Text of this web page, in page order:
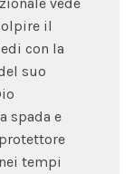
il
con la
suo
spada e
tempi